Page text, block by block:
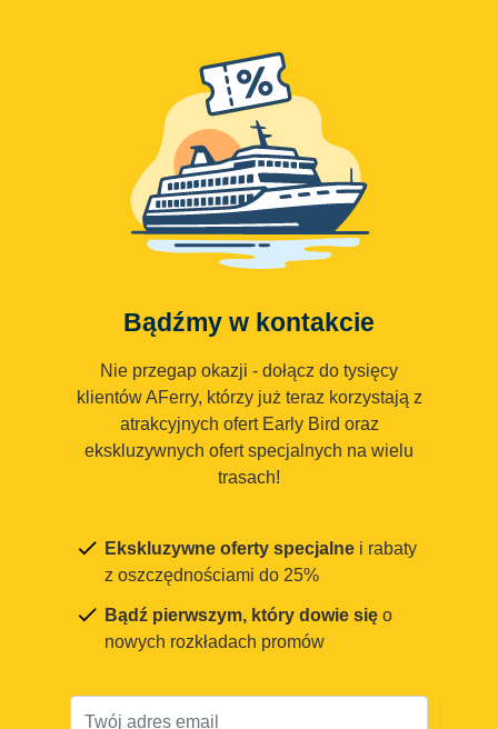
Bądźmy w kontakcie
Nie przegap okazji - dołącz do tysięcy
klientów AFerry, którzy już teraz korzystają z
atrakcyjnych ofert Early Bird oraz
ekskluzywnych ofert specjalnych na wielu
trasach!
Ekskluzywne oferty specjalne i rabaty
z oszczędnościami do 25%
Bądź pierwszym, który dowie się o
nowych rozkładach promów